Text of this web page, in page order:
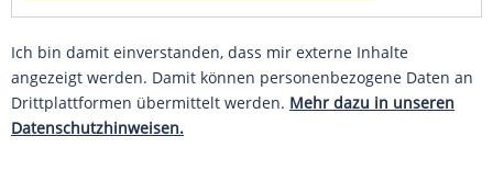
Ich bin damit einverstanden, dass mir externe Inhalte
angezeigt werden. Damit können personenbezogene Daten an
Drittplattformen übermittelt werden. Mehr dazu in unseren
Datenschutzhinweisen.